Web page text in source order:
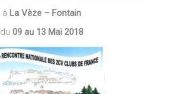
à La Vèze – Fontain
du 09 au 13 Mai 2018